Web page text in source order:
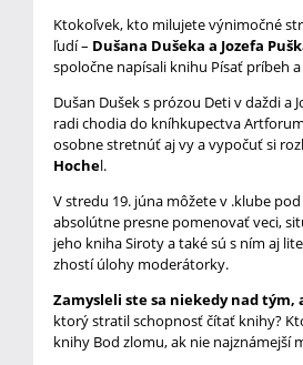
Ktokoľvek, kto milujete výnimočné
ľudí – Dušana Dušeka a Jozefa
spoločne napísali knihu Písať príbeh
Dušan Dušek s prózou Deti v daždi a
radi chodia do kníhkupectva
osobne stretnúť aj vy a vypočuť si
Hochel.
V stredu 19. júna môžete v .klube
absolútne presne pomenovať veci,
jeho kniha Siroty a také sú s ním aj
zhostí úlohy moderátorky.
Zamysleli ste sa niekedy nad tým,
ktorý stratil schopnosť čítať knihy?
knihy Bod zlomu, ak nie najznámejší